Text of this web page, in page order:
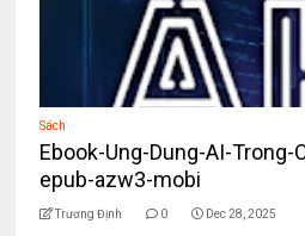
Sách
Ebook-Ung-Dung-AI-Trong-
epub-azw3-mobi
Trương Định 0 Dec 28, 2025